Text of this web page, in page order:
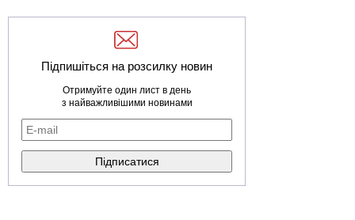
Підпишіться на розсилку новин
Отримуйте один лист в день
з найважливішими новинами